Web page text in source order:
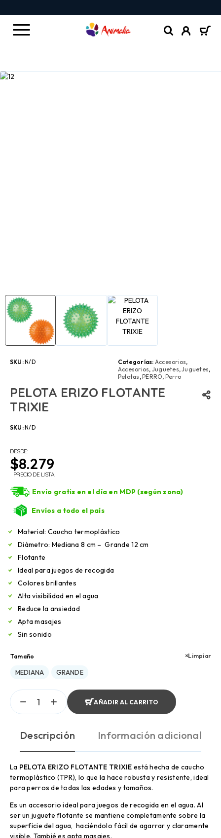
SKU:N/D Categorías: Accesorios,
Accesorios, Juguetes,Juguetes,
Pelotas ,PERRO, Perro
PELOTA ERIZO FLOTANTE
TRIXIE
SKU:N/D
DESDE:
$8.279
PRECIO DE LISTA
Envío gratis en el día en MDP (según zona)
Envíos a todo el país
Material: Caucho termoplástico
Diámetro: Mediana 8 cm – Grande 12 cm
Flotante
Ideal para juegos de recogida
Colores brillantes
Alta visibilidad en el agua
Reduce la ansiedad
Apta masajes
Sin sonido
Tamaño
MEDIANA GRANDE
Limpiar
AÑADIR AL CARRITO
Descripción Información adicional
La PELOTA ERIZO FLOTANTE TRIXIE está hecha de caucho
termoplástico (TPR), lo que la hace robusta y resistente, ideal
para perros de todas las edades y tamaños.
Es un accesorio ideal para juegos de recogida en el agua. Al
ser un juguete flotante se mantiene completamente sobre la
superficie del agua, haciéndolo fácil de agarrar y claramente
visible. Tambié es apta masajes.